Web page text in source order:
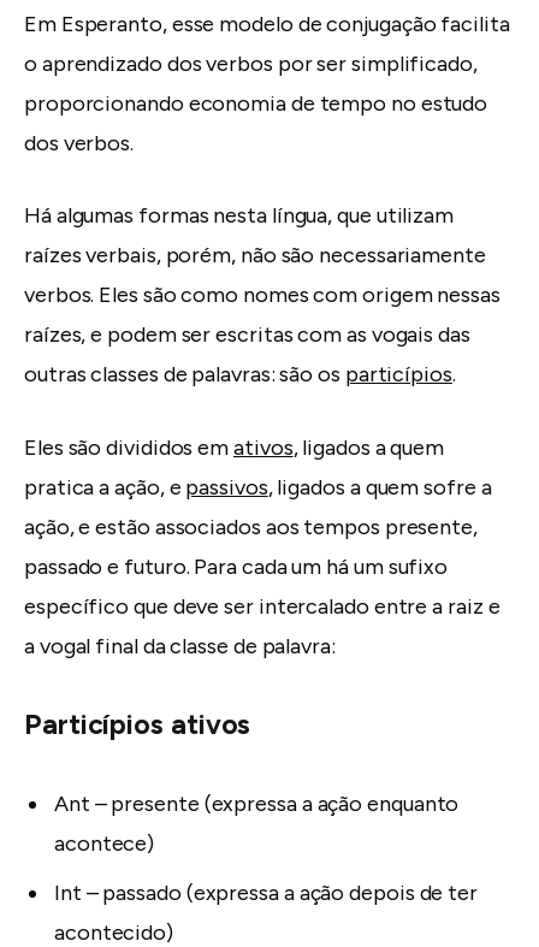
Em Esperanto, esse modelo de conjugação facilita
o aprendizado dos verbos por ser simplificado,
proporcionando economia de tempo no estudo
dos verbos.
Há algumas formas nesta língua, que utilizam
raízes verbais, porém, não são necessariamente
verbos. Eles são como nomes com origem nessas
raízes, e podem ser escritas com as vogais das
outras classes de palavras: são os particípios.
Eles são divididos emativos, ligados a quem
pratica a ação, e passivos, ligados a quem sofre a
ação, e estão associados aos tempos presente,
passado e futuro. Para cada um há um sufixo
específico que deve ser intercalado entre a raiz e
a vogal final da classe de palavra:
Particípios ativos
Ant – presente (expressa a ação enquanto
acontece)
Int – passado (expressa a ação depois de ter
acontecido)